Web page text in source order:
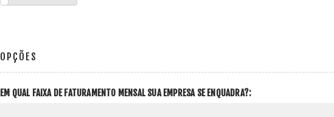
OPÇÕES
EM QUAL FAIXA DE FATURAMENTO MENSAL SUA EMPRESA SE ENQUADRA?: